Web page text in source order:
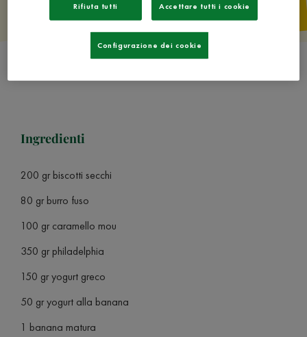
Ingredienti
200 gr biscotti secchi
80 gr burro fuso
100 gr caramello mou
350 gr philadelphia
150 gr yogurt greco
50 gr yogurt alla banana
1 banana matura
Rifiuta tutti Accettare tutti i cookie
Configurazione dei cookie